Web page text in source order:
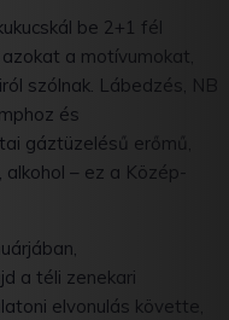
be 2+1 fél
azokat a motívumokat,
szólnak. Lábedzés, NB
és
gáztüzelésű erőmű,
alkohol – ez a Közép-
a téli zenekari
elvonulás követte,